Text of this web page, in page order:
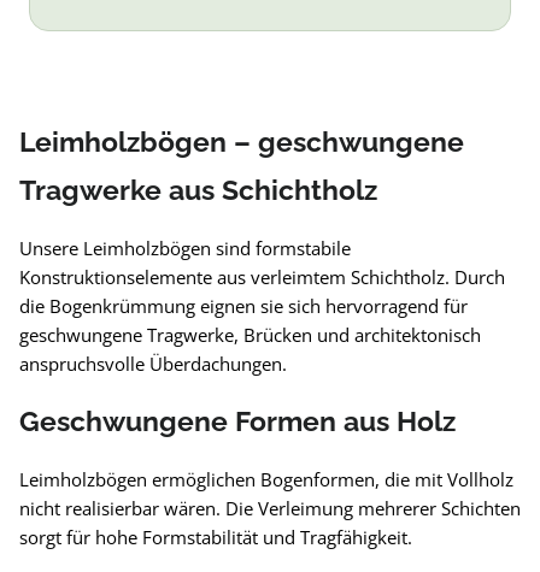
Leimholzbögen – geschwungene
Tragwerke aus Schichtholz
Unsere Leimholzbögen sind formstabile
Konstruktionselemente aus verleimtem Schichtholz. Durch
die Bogenkrümmung eignen sie sich hervorragend für
geschwungene Tragwerke, Brücken und architektonisch
anspruchsvolle Überdachungen.
Geschwungene Formen aus Holz
Leimholzbögen ermöglichen Bogenformen, die mit Vollholz
nicht realisierbar wären. Die Verleimung mehrerer Schichten
sorgt für hohe Formstabilität und Tragfähigkeit.